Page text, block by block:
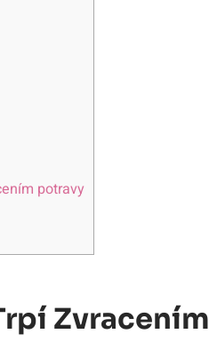
potravy
Zvracením